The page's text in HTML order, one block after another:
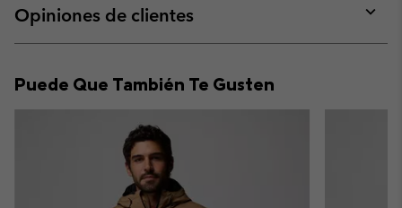
Opiniones de clientes
or
Puede Que También Te Gusten